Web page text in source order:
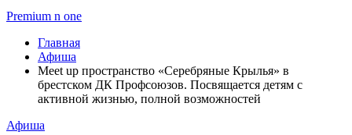
Premium n one
Главная
Афиша
​​​​​​​Meet up пространство «Серебряные Крылья» в
брестском ДК Профсоюзов. Посвящается детям с
активной жизнью, полной возможностей
Афиша